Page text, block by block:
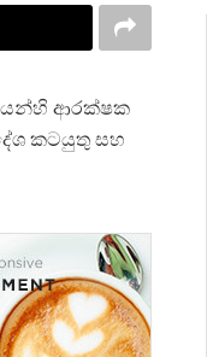
ආරක්ෂක
කටයුතු සහ